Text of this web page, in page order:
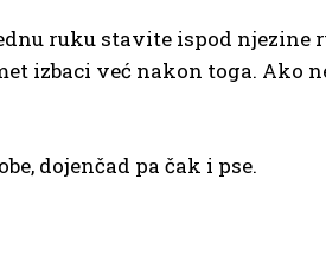
ruku stavite ispod njezine
izbaci već nakon toga. Ako
dojenčad pa čak i pse.